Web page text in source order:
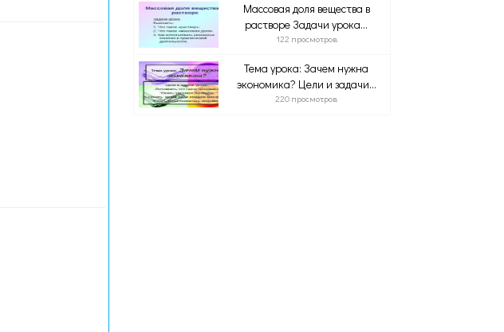
Массовая доля вещества в
растворе Задачи урока...
122 просмотров
Тема урока: Зачем нужна
экономика? Цели и задачи...
220 просмотров